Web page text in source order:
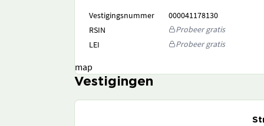
Vestigingsnummer
000041178130
RSIN
Probeer gratis
LEI
Probeer gratis
map
Vestigingen